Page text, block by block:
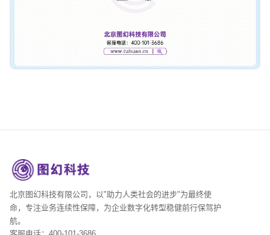
北京图幻科技有限公司，以"助力人类社会的进步"为最终使
命，专注业务连续性保障，为企业数字化转型稳健前行保驾护
航。